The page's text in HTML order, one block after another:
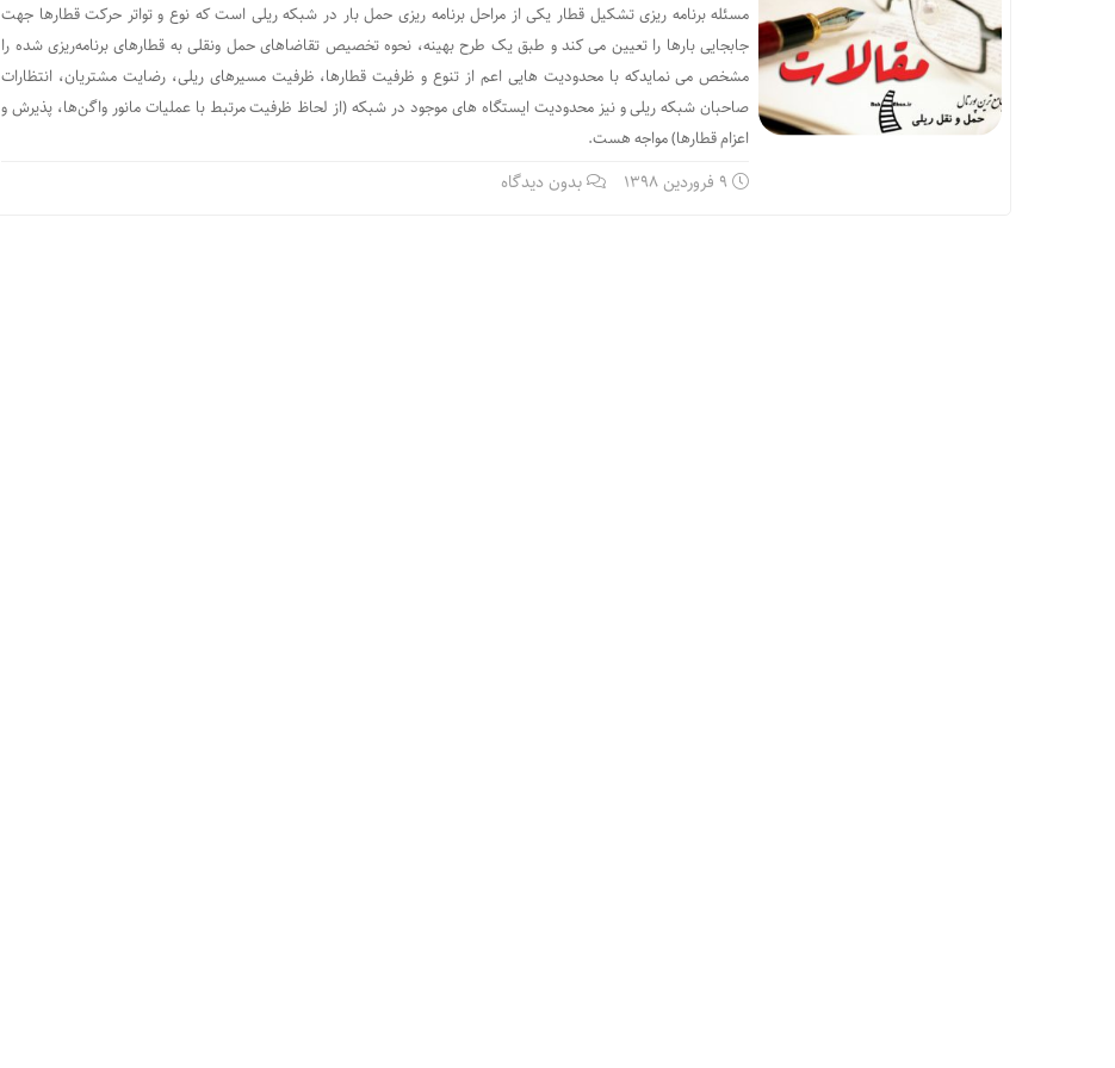
مسئله برنامه ریزی تشکیل قطار یکی از مراحل برنامه ریزی حمل بار در شبکه ریلی است که نوع و تواتر حرکت قطارها جهت
جابجایی بارها را تعیین می کند و طبق یک طرح بهینه، نحوه تخصیص تقاضاهای حمل ونقلی به قطارهای برنامه‌ریزی شده را
مشخص می نمایدکه با محدودیت هایی اعم از تنوع و ظرفیت قطارها، ظرفیت مسیرهای ریلی، رضایت مشتریان، انتظارات
صاحبان شبکه ریلی و نیز محدودیت ایستگاه های موجود در شبکه (از لحاظ ظرفیت مرتبط با عملیات مانور واگن‌ها، پذیرش و
اعزام قطارها) مواجه هست.
9 فروردین 1398 بدون دیدگاه